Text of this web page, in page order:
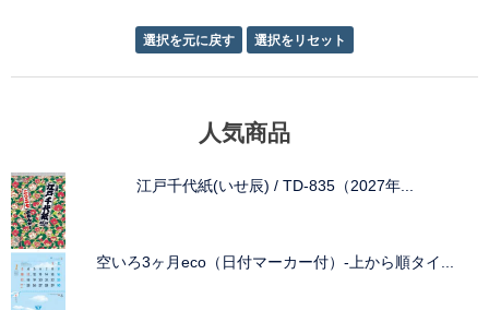
人気商品
江戸千代紙(いせ辰) / TD-835（2027年...
空いろ3ヶ月eco（日付マーカー付）-上から順タイ...